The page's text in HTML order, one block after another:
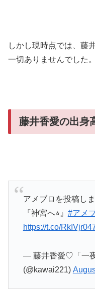
しかし現時点では、藤
一切ありませんでした。
藤井香愛の出身
アメブロを投稿しま
『神宮へ⭐︎』 #アメ
https://t.co/
— 藤井香愛♡「一
(@kawai221)